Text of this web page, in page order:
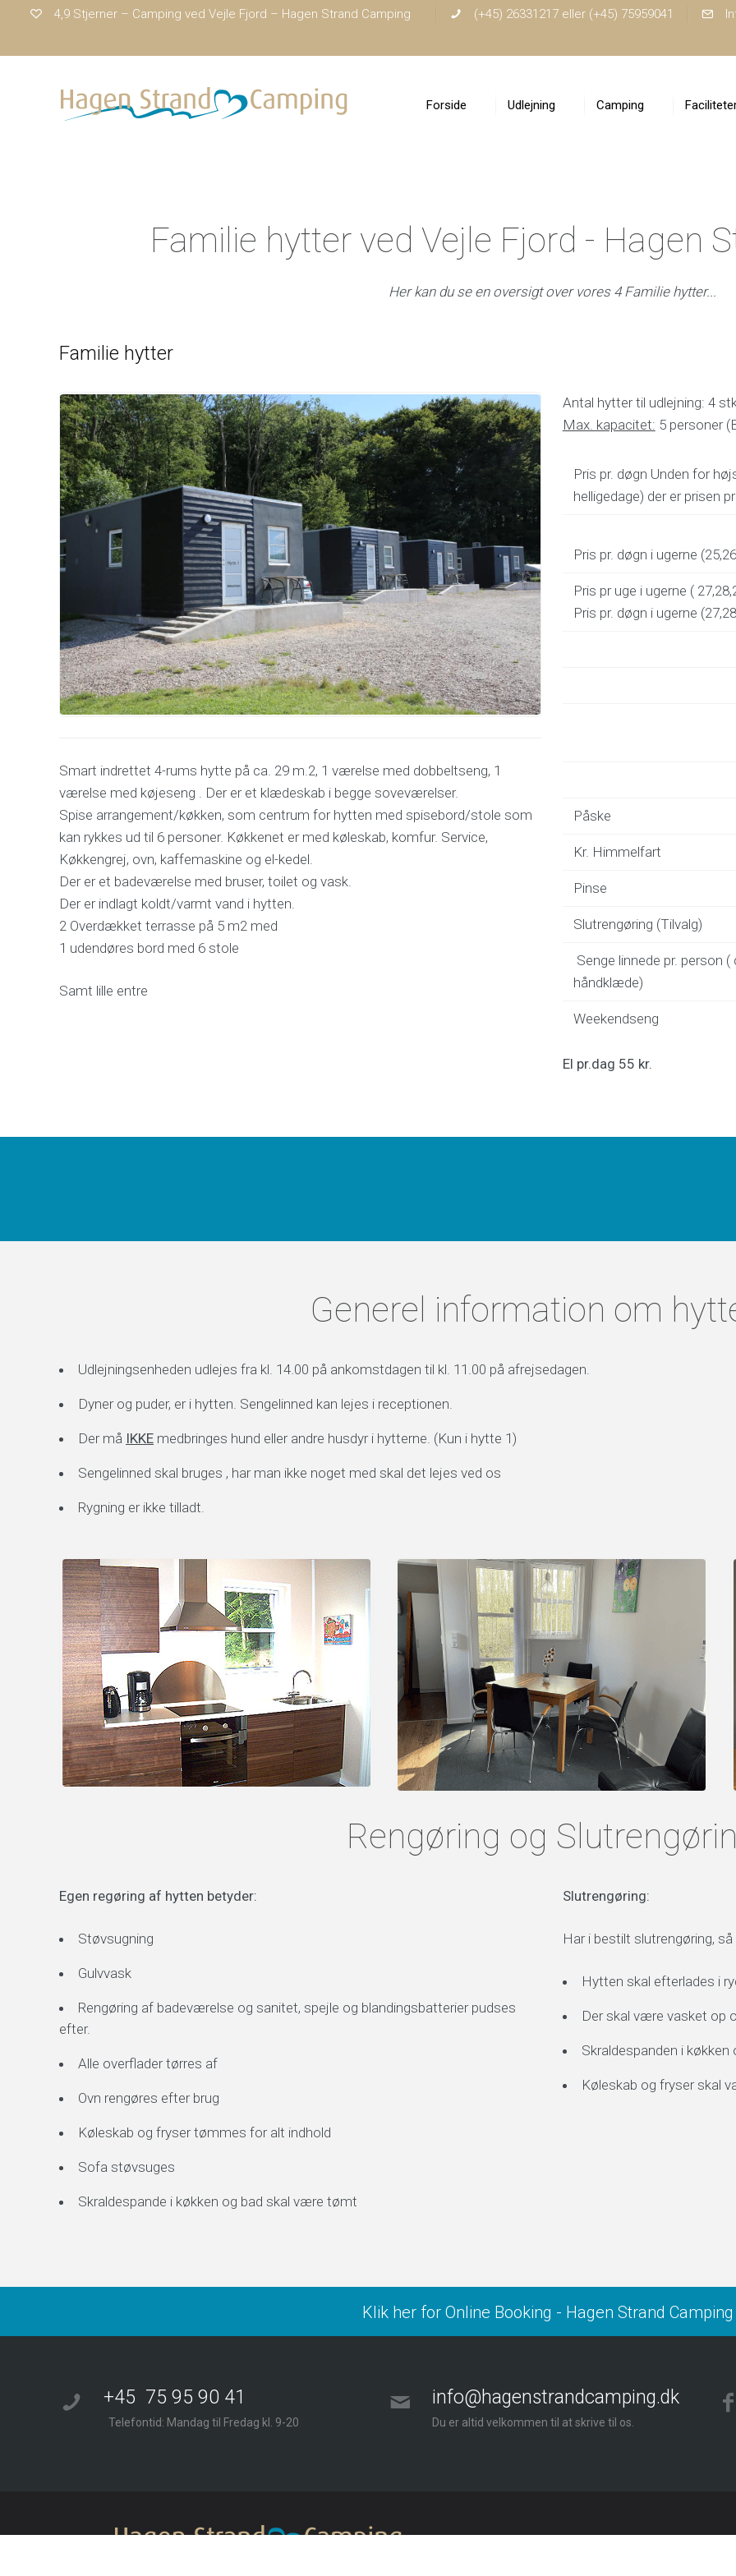
4,9 Stjerner – Camping ved Vejle Fjord – Hagen Strand Camping (+45) 26331217 eller (+45) 75959041
Forside Udlejning
værelse
Camping
Plads
Familie hytter ved Vejle Fjord - Hagen
Her kan du se en oversigt over vores 4 Familie hytter...
Familie hytter
Smart indrettet 4-rums hytte på ca. 29 m.2, 1 værelse med dobbeltseng, 1
værelse med køjeseng . Der er et klædeskab i begge soveværelser.
Spise arrangement/køkken, som centrum for hytten med spisebord/stole som
kan rykkes ud til 6 personer. Køkkenet er med køleskab, komfur. Service,
Køkkengrej, ovn, kaffemaskine og el-kedel.
Der er et badeværelse med bruser, toilet og vask.
Der er indlagt koldt/varmt vand i hytten.
2 Overdækket terrasse på 5 m2 med
1 udendøres bord med 6 stole
Samt lille entre
Antal hytter til udlejning: 4
Max. kapacitet: 5 personer
Pris pr. døgn Unden for
helligedage) der er prisen
Pris pr. døgn i ugerne
Pris pr uge i ugerne (
Pris pr. døgn i ugerne
Påske
Kr. Himmelfart
Pinse
Slutrengøring (Tilvalg)
Senge linnede pr. person
håndklæde)
Weekendseng
El pr.dag 55 kr.
Generel information om
Udlejningsenheden udlejes fra kl. 14.00 på ankomstdagen til kl. 11.00 på afrejsedagen.
Dyner og puder, er i hytten. Sengelinned kan lejes i receptionen.
Der må IKKE medbringes hund eller andre husdyr i hytterne. (Kun i hytte 1)
Sengelinned skal bruges , har man ikke noget med skal det lejes ved os
Rygning er ikke tilladt.
Rengøring og
Egen regøring af hytten betyder:
Støvsugning
Gulvvask
Rengøring af badeværelse og sanitet, spejle og blandingsbatterier pudses
efter.
Alle overflader tørres af
Ovn rengøres efter brug
Køleskab og fryser tømmes for alt indhold
Sofa støvsuges
Skraldespande i køkken og bad skal være tømt
Slutrengøring:
Har i bestilt slutrengøring, så
Hytten skal efterlades i
Der skal være vasket op
Skraldespanden i
Køleskab og fryser skal
Klik her for Online Booking - Hagen Strand
+45 75 95 90 41
Telefontid: Mandag til Fredag kl. 9-20
info@hagenstrandcamping.dk
Du er altid velkommen til at skrive til os.